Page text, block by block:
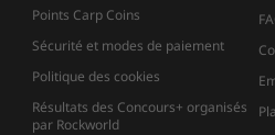
Points Carp Coins
Sécurité et modes de paiement
Politique des cookies
Résultats des Concours+ organisés
par Rockworld